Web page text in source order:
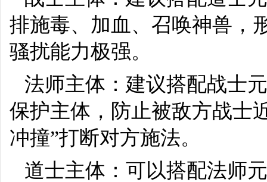
排施毒、加血、召唤神兽，
骚扰能力极强。
法师主体：建议搭配战士
保护主体，防止被敌方战士
冲撞”打断对方施法。
道士主体：可以搭配法师